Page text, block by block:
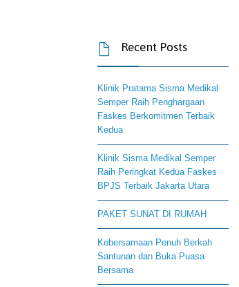
 Recent Posts
Klinik Pratama Sisma Medikal
Semper Raih Penghargaan
Faskes Berkomitmen Terbaik
Kedua
Klinik Sisma Medikal Semper
Raih Peringkat Kedua Faskes
BPJS Terbaik Jakarta Utara
PAKET SUNAT DI RUMAH
Kebersamaan Penuh Berkah
Santunan dan Buka Puasa
Bersama